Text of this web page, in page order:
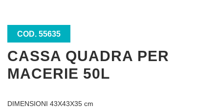
COD. 55635
CASSA QUADRA PER
MACERIE 50L
DIMENSIONI 43X43X35 cm